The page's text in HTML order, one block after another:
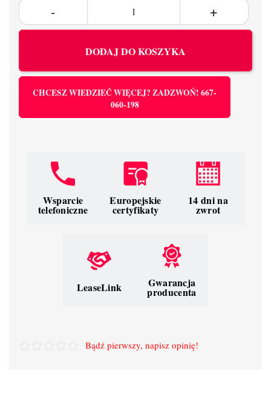
DODAJ DO KOSZYKA
CHCESZ WIEDZIEĆ WIĘCEJ? ZADZWOŃ! 667-
060-198
Wsparcie
telefoniczne
Europejskie
certyfikaty
14 dni na
zwrot
LeaseLink Gwarancja
producenta
Bądź pierwszy, napisz opinię!